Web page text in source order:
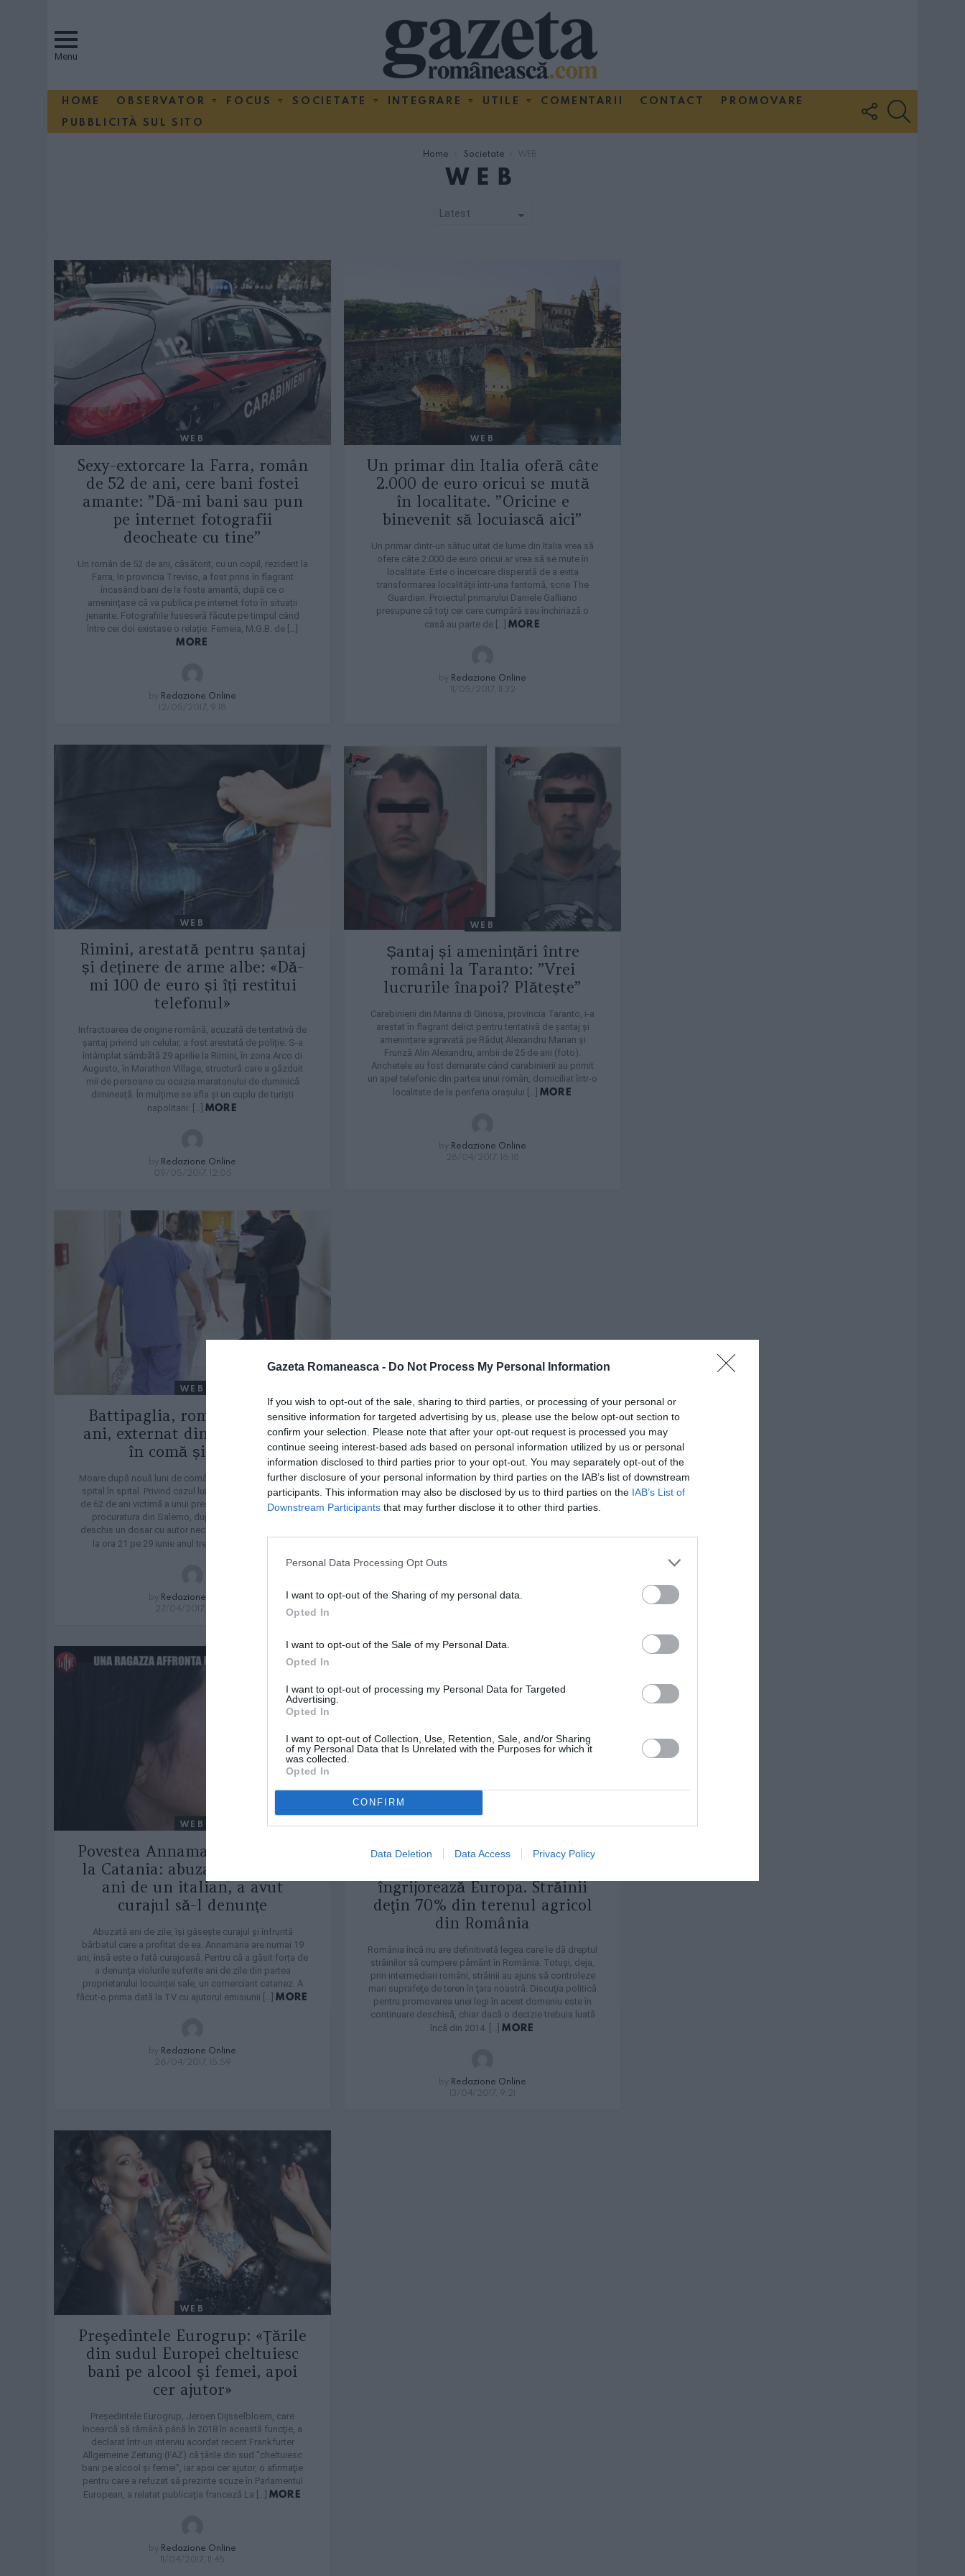
Gazeta Romaneasca - Do Not Process My Personal Information
If you wish to opt-out of the sale, sharing to third parties, or processing of your personal or
sensitive information for targeted advertising by us, please use the below opt-out section to
confirm your selection. Please note that after your opt-out request is processed you may
continue seeing interest-based ads based on personal information utilized by us or personal
information disclosed to third parties prior to your opt-out. You may separately opt-out of the
further disclosure of your personal information by third parties on the IAB’s list of downstream
participants. This information may also be disclosed by us to third parties on the IAB’s List of
Downstream Participants that may further disclose it to other third parties.
Personal Data Processing Opt Outs
I want to opt-out of the Sharing of my personal data.
Opted In
I want to opt-out of the Sale of my Personal Data.
Opted In
I want to opt-out of processing my Personal Data for Targeted
Advertising.
Opted In
I want to opt-out of Collection, Use, Retention, Sale, and/or Sharing
of my Personal Data that Is Unrelated with the Purposes for which it
was collected.
Opted In
CONFIRM
Data Deletion Data Access Privacy Policy
Menu
HOME OBSERVATOR FOCUS SOCIETATE INTEGRARE UTILE COMENTARII CONTACT
PROMOVARE
PUBBLICITÀ SUL SITO
FOLLOW
US
Home Societate
WEB
MORE
STORIES
WEB
Sexy-extorcare la Farra, român
de 52 de ani, cere bani fostei
amante: ”Dă-mi bani sau pun
pe internet fotografii
deocheate cu tine”
Un român de 52 de ani, căsătorit, cu un copil, rezident la
Farra, în provincia Treviso, a fost prins în flagrant
încasând bani de la fosta amantă, după ce o
amenințase că va publica pe internet foto în situații
jenante. Fotografiile fuseseră făcute pe timpul când
între cei doi existase o relație. Femeia, M.G.B. de […]
MORE
by Redazione Online
12/05/2017, 9:18
WEB
Un primar din Italia oferă câte
2.000 de euro oricui se mută
în localitate. ”Oricine e
binevenit să locuiască aici”
Un primar dintr-un sătuc uitat de lume din Italia vrea să
ofere câte 2.000 de euro oricui ar vrea să se mute în
localitate. Este o încercare disperată de a evita
transformarea localităţii într-una fantomă, scrie The
Guardian. Proiectul primarului Daniele Galliano
presupune că toţi cei care cumpără sau închiriază o
casă au parte de […] MORE
by Redazione Online
11/05/2017, 11:32
WEB
Rimini, arestată pentru șantaj
și deținere de arme albe: «Dă-
mi 100 de euro și îți restitui
telefonul»
Infractoarea de origine română, acuzată de tentativă de
șantaj privind un celular, a fost arestată de poliție. S-a
întâmplat sâmbătă 29 aprilie la Rimini, în zona Arco di
Augusto, în Marathon Village, structură care a găzduit
mii de persoane cu ocazia maratonului de duminică
dimineață. În mulțime se afla și un cuplu de turiști
napolitani: […] MORE
by Redazione Online
09/05/2017, 12:05
WEB
Șantaj și amenințări între
români la Taranto: ”Vrei
lucrurile înapoi? Plătește”
Carabinierii din Marina di Ginosa, provincia Taranto, i-a
arestat în flagrant delict pentru tentativă de șantaj și
amenințare agravată pe Răduț Alexandru Marian și
Frunză Alin Alexandru, ambii de 25 de ani (foto).
Anchetele au fost demarate când carabinierii au primit
un apel telefonic din partea unui român, domiciliat într-o
localitate de la periferia orașului […] MORE
by Redazione Online
28/04/2017, 16:18
WEB
Battipaglia, român de 62 de
ani, externat din spital, intră
în comă și moare
Moare după nouă luni de comă și plimbări continue din
spital în spital. Privind cazul lui Manea Florea, românul
de 62 de ani victimă a unui presupus caz de malpraxis,
procuratura din Salerno, după denunțul rudelor, a
deschis un dosar cu autor necunoscut. Totul a început
la ora 21 pe 29 iunie anul trecut, când […]
by Redazione Online
27/04/2017, 15:26
WEB
Povestea Annamariei, româncă
la Catania: abuzată mai mulți
ani de un italian, a avut
curajul să-l denunțe
Abuzată ani de zile, își găsește curajul și înfruntă
bărbatul care a profitat de ea. Annamaria are numai 19
ani, însă este o fată curajoasă. Pentru că a găsit forța de
a denunța violurile suferite ani de zile din partea
proprietarului locuinței sale, un comerciant catanez. A
făcut-o prima dată la TV cu ajutorul emisiunii […]MORE
by Redazione Online
26/04/2017, 15:59
3 Shares WEB
Vânzarea pământului
îngrijorează Europa. Străinii
deţin 70% din terenul agricol
din România
România încă nu are definitivată legea care le dă dreptul
străinilor să cumpere pământ în România. Totuşi, deja,
prin intermediari români, străinii au ajuns să controleze
mari suprafeţe de teren în ţara noastră. Discuţia politică
pentru promovarea unei legi în acest domeniu este în
continuare deschisă, chiar dacă o decizie trebuia luată
încă din 2014. […]MORE
by Redazione Online
13/04/2017, 9:21
WEB
Preşedintele Eurogrup: «Ţările
din sudul Europei cheltuiesc
bani pe alcool şi femei, apoi
cer ajutor»
Preşedintele Eurogrup, Jeroen Dijsselbloem, care
încearcă să rămână până în 2018 în această funcţie, a
declarat într-un interviu acordat recent Frankfurter
Allgemeine Zeitung (FAZ) că țările din sud “cheltuiesc
bani pe alcool şi femei”, iar apoi cer ajutor, o afirmaţie
pentru care a refuzat să prezinte scuze în Parlamentul
European, a relatat publicaţia franceză La […] MORE
by Redazione Online
11/04/2017, 11:45